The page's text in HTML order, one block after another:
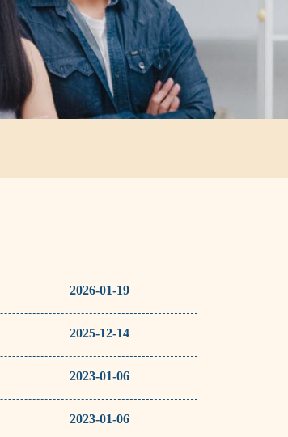
2026-01-19
2025-12-14
2023-01-06
2023-01-06